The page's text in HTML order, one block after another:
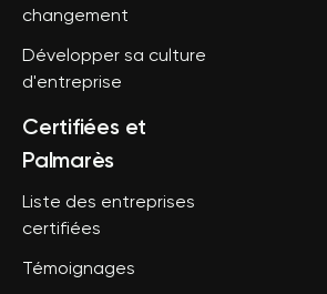
changement
Développer sa culture
d'entreprise
Certifiées et
Palmarès
Liste des entreprises
certifiées
Témoignages